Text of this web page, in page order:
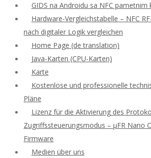
GIDS na Androidu sa NFC pametnim
Hardware-Vergleichstabelle – NFC
nach digitaler Logik vergleichen
Home Page (de translation)
Java-Karten (CPU-Karten)
Karte
Kostenlose und professionelle
Pläne
Lizenz für die Aktivierung des
Zugriffssteuerungsmodus – μFR Nano
Firmware
Medien über uns